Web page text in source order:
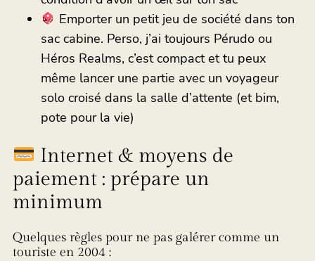
Emporter un petit jeu de société dans ton
sac cabine. Perso, j’ai toujours Pérudo ou
Héros Realms, c’est compact et tu peux
même lancer une partie avec un voyageur
solo croisé dans la salle d’attente (et bim,
pote pour la vie)
Internet & moyens de
paiement : prépare un
minimum
Quelques règles pour ne pas galérer comme un
touriste en 2004 :